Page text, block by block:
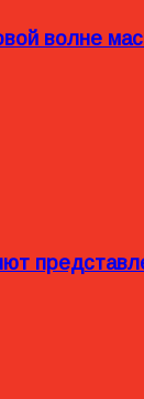
волне